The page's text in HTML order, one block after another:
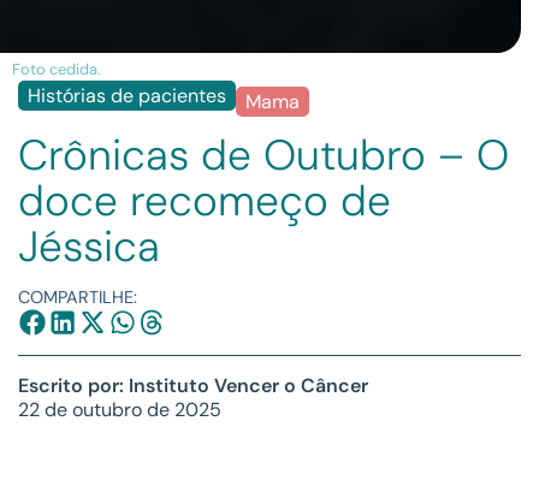
Foto cedida.
Histórias de pacientes Mama
Crônicas de Outubro – O
doce recomeço de
Jéssica
COMPARTILHE:
Escrito por: Instituto Vencer o Câncer
22 de outubro de 2025